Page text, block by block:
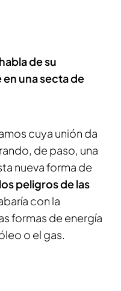
de su
una secta de
cuya unión da
de paso, una
nueva forma de
peligros de las
con la
formas de energía
o el gas.